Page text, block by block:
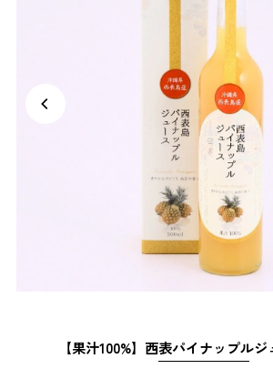
【果汁100%】西表パイナップル